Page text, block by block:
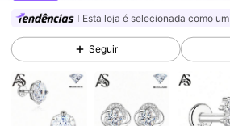
4,72
4K Seguidores
4,72 4K Seguidores
Esta loja é selecionada como um
Seguir